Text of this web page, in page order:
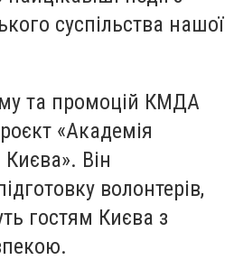
суспільства нашої
та промоцій КМДА
«Академія
Києва». Він
волонтерів,
гостям Києва з